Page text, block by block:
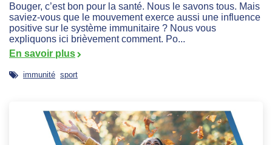
Bouger, c’est bon pour la santé. Nous le savons tous. Mais
saviez-vous que le mouvement exerce aussi une influence
positive sur le système immunitaire ? Nous vous
expliquons ici brièvement comment. Po...
En savoir plus
immunité sport